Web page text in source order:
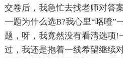
交卷后，我急忙去找老师对答
一题为什么选B?我心里“咯噔”
题，呀，我竟然没有看清选项!
过，我还是抱着一线希望继续